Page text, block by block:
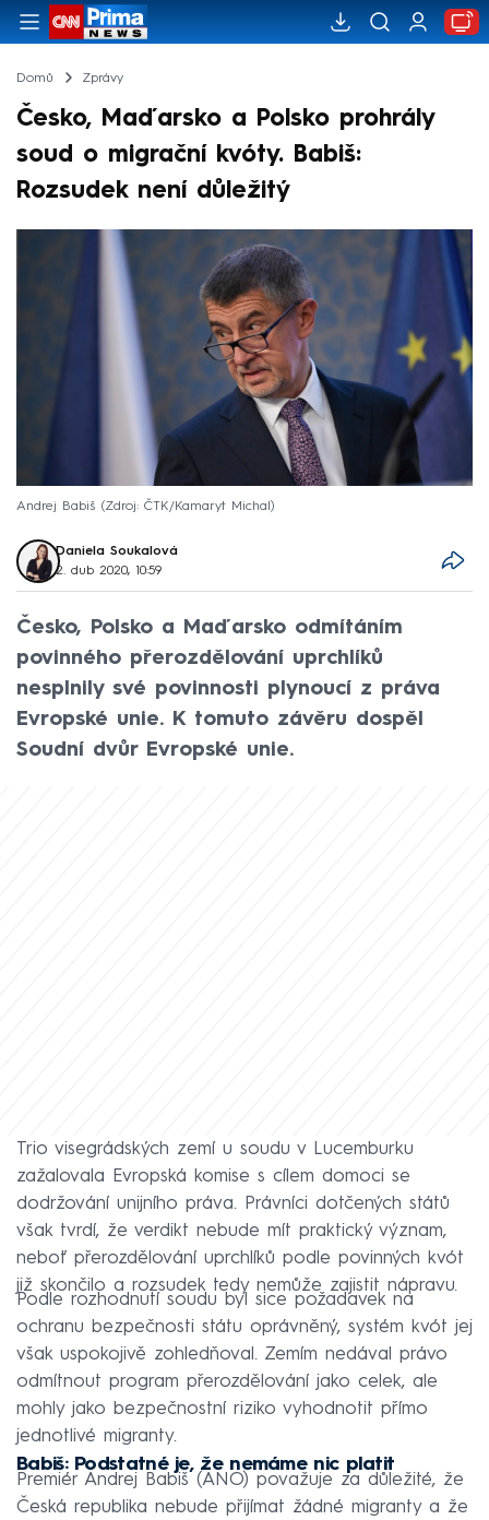
Domů Zprávy
Česko, Maďarsko a Polsko prohrály
soud o migrační kvóty. Babiš:
Rozsudek není důležitý
Andrej Babiš Zdroj: ČTK/Kamaryt Michal
Daniela Soukalová
2. dub 2020, 10:59
Česko, Polsko a Maďarsko odmítáním
povinného přerozdělování uprchlíků
nesplnily své povinnosti plynoucí z práva
Evropské unie. K tomuto závěru dospěl
Soudní dvůr Evropské unie.
Trio visegrádských zemí u soudu v Lucemburku
zažalovala Evropská komise s cílem domoci se
dodržování unijního práva. Právníci dotčených států
však tvrdí, že verdikt nebude mít praktický význam,
neboť přerozdělování uprchlíků podle povinných kvót
již skončilo a rozsudek tedy nemůže zajistit nápravu.
Podle rozhodnutí soudu byl sice požadavek na
ochranu bezpečnosti státu oprávněný, systém kvót jej
však uspokojivě zohledňoval. Zemím nedával právo
odmítnout program přerozdělování jako celek, ale
mohly jako bezpečnostní riziko vyhodnotit přímo
jednotlivé migranty.
Babiš: Podstatné je, že nemáme nic platit
Premiér Andrej Babiš (ANO) považuje za důležité, že
Česká republika nebude přijímat žádné migranty a že